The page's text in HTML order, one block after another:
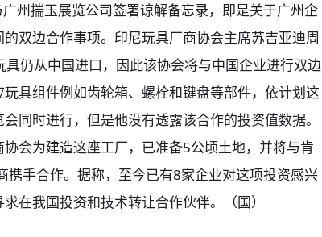
州揣玉展览公司签署谅解备忘录，即是关于广州企
双边合作事项。印尼玩具厂商协会主席苏吉亚迪周
仍从中国进口，因此该协会将与中国企业进行双边
具组件例如齿轮箱、螺栓和键盘等部件，依计划这
同时进行，但是他没有透露该合作的投资值数据。
会为建造这座工厂，已准备5公顷土地，并将与肯
手合作。据称，至今已有8家企业对这项投资感兴
在我国投资和技术转让合作伙伴。（国）